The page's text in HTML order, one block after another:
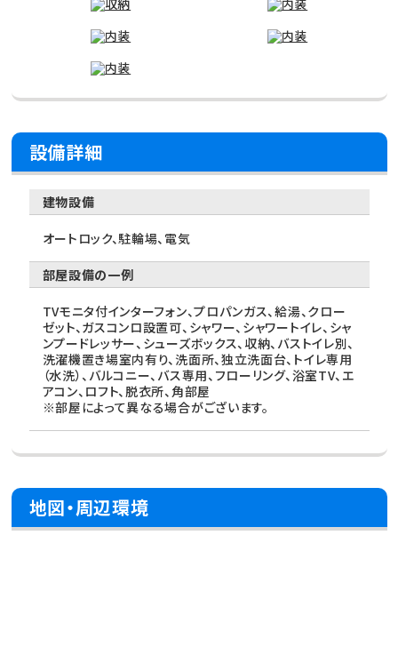
設備詳細
建物設備
オートロック、駐輪場、電気
部屋設備の一例
TVモニタ付インターフォン、プロパンガス、給湯、クロー
ゼット、ガスコンロ設置可、シャワー、シャワートイレ、シャ
ンプードレッサー、シューズボックス、収納、バストイレ別、
洗濯機置き場室内有り、洗面所、独立洗面台、トイレ専用
（水洗）、バルコニー、バス専用、フローリング、浴室TV、エ
アコン、ロフト、脱衣所、角部屋
※部屋によって異なる場合がございます。
地図・周辺環境